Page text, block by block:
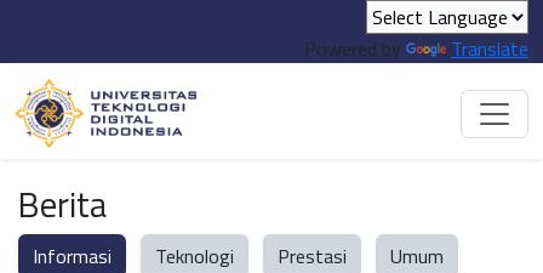
Powered by Translate
Berita
Informasi Teknologi Prestasi Umum